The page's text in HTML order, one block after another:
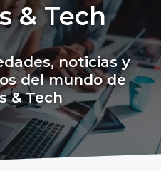
& Tech
noticias y
del mundo de
& Tech